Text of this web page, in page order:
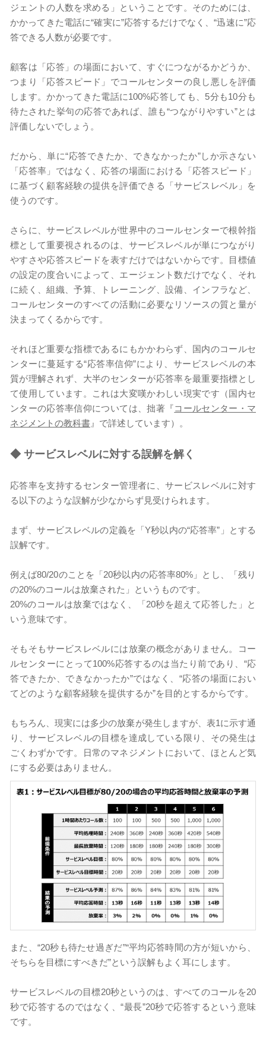
ジェントの人数を求める」ということです。そのためには、
かかってきた電話に“確実に”応答するだけでなく、“迅速に”応
答できる人数が必要です。
顧客は「応答」の場面において、すぐにつながるかどうか、
つまり「応答スピード」でコールセンターの良し悪しを評価
します。かかってきた電話に100%応答しても、5分も10分も
待たされた挙句の応答であれば、誰も“つながりやすい”とは
評価しないでしょう。
だから、単に“応答できたか、できなかったか”しか示さない
「応答率」ではなく、応答の場面における「応答スピード」
に基づく顧客経験の提供を評価できる「サービスレベル」を
使うのです。
さらに、サービスレベルが世界中のコールセンターで根幹指
標として重要視されるのは、サービスレベルが単につながり
やすさや応答スピードを表すだけではないからです。目標値
の設定の度合いによって、エージェント数だけでなく、それ
に続く、組織、予算、トレーニング、設備、インフラなど、
コールセンターのすべての活動に必要なリソースの質と量が
決まってくるからです。
それほど重要な指標であるにもかかわらず、国内のコールセ
ンターに蔓延する“応答率信仰”により、サービスレベルの本
質が理解されず、大半のセンターが応答率を最重要指標とし
て使用しています。これは大変嘆かわしい現実です（国内セ
ンターの応答率信仰については、拙著『コールセンター・マ
ネジメントの教科書 』で詳述しています）。
◆ サービスレベルに対する誤解を解く
応答率を支持するセンター管理者に、サービスレベルに対す
る以下のような誤解が少なからず見受けられます。
まず、サービスレベルの定義を「Y秒以内の“応答率”」とする
誤解です。
例えば80/20のことを「20秒以内の応答率80%」とし、「残り
の20%のコールは放棄された」というものです。
20%のコールは放棄ではなく、「20秒を超えて応答した」と
いう意味です。
そもそもサービスレベルには放棄の概念がありません。コー
ルセンターにとって100%応答するのは当たり前であり、“応
答できたか、できなかったか”ではなく、“応答の場面におい
てどのような顧客経験を提供するか”を目的とするからです。
もちろん、現実には多少の放棄が発生しますが、表1に示す通
り、サービスレベルの目標を達成している限り、その発生は
ごくわずかです。日常のマネジメントにおいて、ほとんど気
にする必要はありません。
また、“20秒も待たせ過ぎだ”“平均応答時間の方が短いから、
そちらを目標にすべきだ”という誤解もよく耳にします。
サービスレベルの目標20秒というのは、すべてのコールを20
秒で応答するのではなく、“最長”20秒で応答するという意味
です。